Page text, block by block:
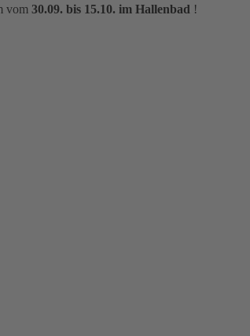
vom 30.09. bis 15.10. im Hallenbad !